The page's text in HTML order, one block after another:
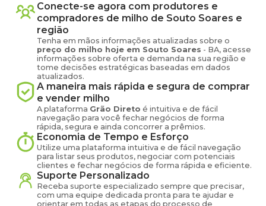
Conecte-se agora com produtores e
compradores de milho de Souto Soares e
região
Tenha em mãos informações atualizadas sobre o
preço do milho hoje em Souto Soares - BA, acesse
informações sobre oferta e demanda na sua região e
tome decisões estratégicas baseadas em dados
atualizados.
A maneira mais rápida e segura de comprar
e vender milho
A plataforma Grão Direto é intuitiva e de fácil
navegação para você fechar negócios de forma
rápida, segura e ainda concorrer a prêmios.
Economia de Tempo e Esforço
Utilize uma plataforma intuitiva e de fácil navegação
para listar seus produtos, negociar com potenciais
clientes e fechar negócios de forma rápida e eficiente.
Suporte Personalizado
Receba suporte especializado sempre que precisar,
com uma equipe dedicada pronta para te ajudar e
orientar em todas as etapas do processo de